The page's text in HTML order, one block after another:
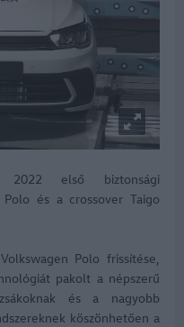
első biztonsági
és a crossover Taigo
Polo frissítése,
pakolt a népszerű
és a nagyobb
köszönhetően a